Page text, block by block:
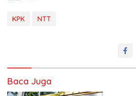
KPK NTT
Baca Juga